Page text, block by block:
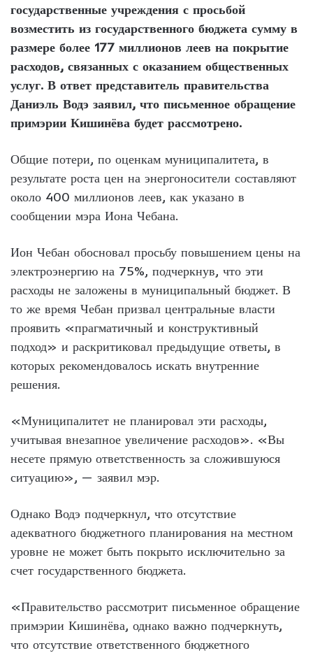
государственные учреждения с просьбой
возместить из государственного бюджета сумму в
размере более 177 миллионов леев на покрытие
расходов, связанных с оказанием общественных
услуг. В ответ представитель правительства
Даниэль Водэ заявил, что письменное обращение
примэрии Кишинёва будет рассмотрено.
Общие потери, по оценкам муниципалитета, в
результате роста цен на энергоносители составляют
около 400 миллионов леев, как указано в
сообщении мэра Иона Чебана.
Ион Чебан обосновал просьбу повышением цены на
электроэнергию на 75%, подчеркнув, что эти
расходы не заложены в муниципальный бюджет. В
то же время Чебан призвал центральные власти
проявить «прагматичный и конструктивный
подход» и раскритиковал предыдущие ответы, в
которых рекомендовалось искать внутренние
решения.
«Муниципалитет не планировал эти расходы,
учитывая внезапное увеличение расходов». «Вы
несете прямую ответственность за сложившуюся
ситуацию», — заявил мэр.
Однако Водэ подчеркнул, что отсутствие
адекватного бюджетного планирования на местном
уровне не может быть покрыто исключительно за
счет государственного бюджета.
«Правительство рассмотрит письменное обращение
примэрии Кишинёва, однако важно подчеркнуть,
что отсутствие ответственного бюджетного